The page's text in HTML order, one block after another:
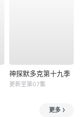
神探默多克第十九季
更新至第07集
更多